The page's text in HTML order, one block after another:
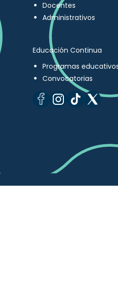
Docentes
Administrativos
Educación Continua
Programas
Convocatorias